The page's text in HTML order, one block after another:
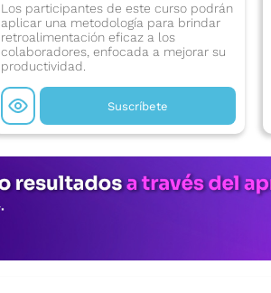
Los participantes de este curso podrán
aplicar una metodología para brindar
retroalimentación eficaz a los
colaboradores, enfocada a mejorar su
productividad.
Suscríbete